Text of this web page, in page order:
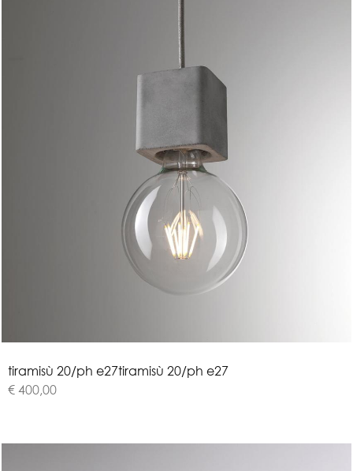
tiramisù 20/ph e27tiramisù 20/ph e27
€ 400,00